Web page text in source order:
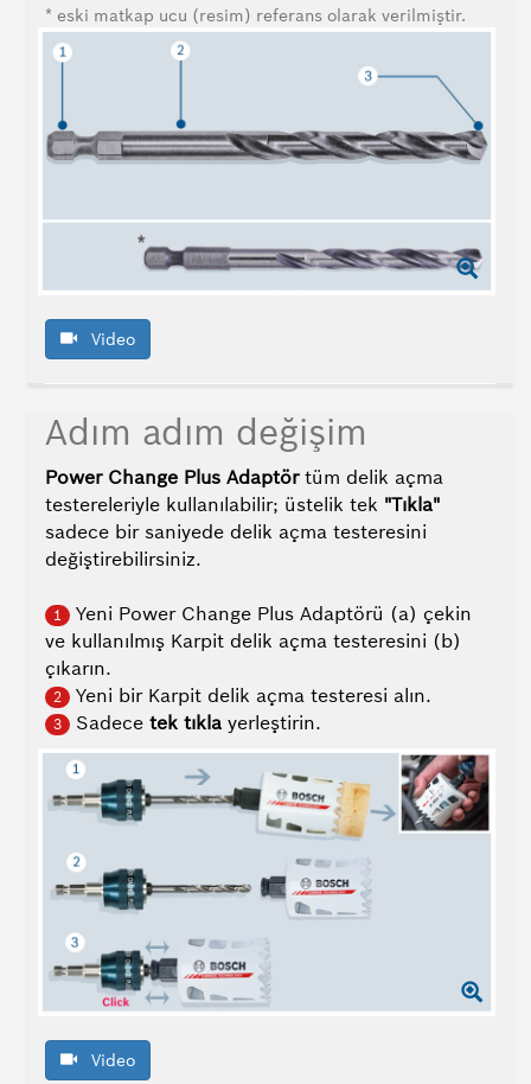
* eski matkap ucu (resim) referans olarak verilmiştir.
Video
Adım adım değişim
Power Change Plus Adaptörtüm delik açma
testereleriyle kullanılabilir; üstelik tek "Tıkla"
sadece bir saniyede delik açma testeresini
değiştirebilirsiniz.
1
Yeni Power Change Plus Adaptörü (a) çekin
ve kullanılmış Karpit delik açma testeresini (b)
çıkarın.
2 Yeni bir Karpit delik açma testeresi alın.
3 Sadecetek tıkla yerleştirin.
Video